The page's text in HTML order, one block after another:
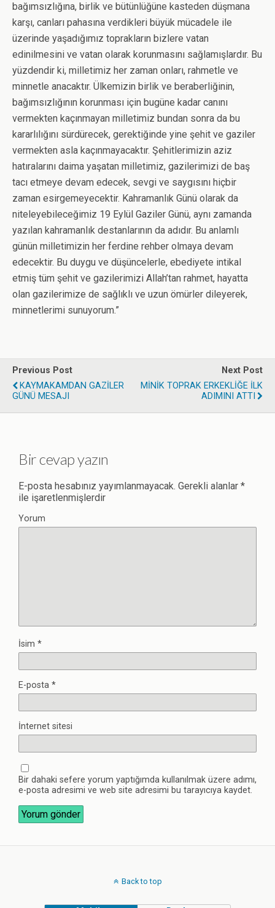
bağımsızlığına, birlik ve bütünlüğüne kasteden düşmana
karşı, canları pahasına verdikleri büyük mücadele ile
üzerinde yaşadığımız toprakların bizlere vatan
edinilmesini ve vatan olarak korunmasını sağlamışlardır. Bu
yüzdendir ki, milletimiz her zaman onları, rahmetle ve
minnetle anacaktır. Ülkemizin birlik ve beraberliğinin,
bağımsızlığının korunması için bugüne kadar canını
vermekten kaçınmayan milletimiz bundan sonra da bu
kararlılığını sürdürecek, gerektiğinde yine şehit ve gaziler
vermekten asla kaçınmayacaktır. Şehitlerimizin aziz
hatıralarını daima yaşatan milletimiz, gazilerimizi de baş
tacı etmeye devam edecek, sevgi ve saygısını hiçbir
zaman esirgemeyecektir. Kahramanlık Günü olarak da
niteleyebileceğimiz 19 Eylül Gaziler Günü, aynı zamanda
yazılan kahramanlık destanlarının da adıdır. Bu anlamlı
günün milletimizin her ferdine rehber olmaya devam
edecektir. Bu duygu ve düşüncelerle, ebediyete intikal
etmiş tüm şehit ve gazilerimizi Allah’tan rahmet, hayatta
olan gazilerimize de sağlıklı ve uzun ömürler dileyerek,
minnetlerimi sunuyorum.”
Previous Post
KAYMAKAMDAN GAZİLER
GÜNÜ MESAJI
Next Post
MİNİK TOPRAK ERKEKLİĞE İLK
ADIMINI ATTI
Bir cevap yazın
E-posta hesabınız yayımlanmayacak. Gerekli alanlar *
ile işaretlenmişlerdir
Yorum
İsim *
E-posta *
İnternet sitesi
Bir dahaki sefere yorum yaptığımda kullanılmak üzere adımı,
e-posta adresimi ve web site adresimi bu tarayıcıya kaydet.
Back to top